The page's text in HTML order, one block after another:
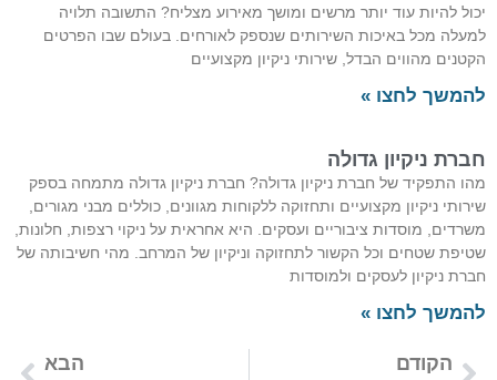
יכול להיות עוד יותר מרשים ומושך מאירוע מצליח? התשובה תלויה
למעלה מכל באיכות השירותים שנספק לאורחים. בעולם שבו הפרטים
הקטנים מהווים הבדל, שירותי ניקיון מקצועיים
להמשך לחצו »
חברת ניקיון גדולה
מהו התפקיד של חברת ניקיון גדולה? חברת ניקיון גדולה מתמחה בספק
שירותי ניקיון מקצועיים ותחזוקה ללקוחות מגוונים, כוללים מבני מגורים,
משרדים, מוסדות ציבוריים ועסקים. היא אחראית על ניקוי רצפות, חלונות,
שטיפת שטחים וכל הקשור לתחזוקה וניקיון של המרחב. מהי חשיבותה של
חברת ניקיון לעסקים ולמוסדות
להמשך לחצו »
הקודם הבא